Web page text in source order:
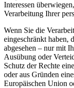
Interessen
Verarbeitung Ihrer
Wenn Sie die
eingeschränkt haben,
abgesehen – nur mit
Ausübung oder
Schutz der Rechte
oder aus Gründen
Europäischen Union